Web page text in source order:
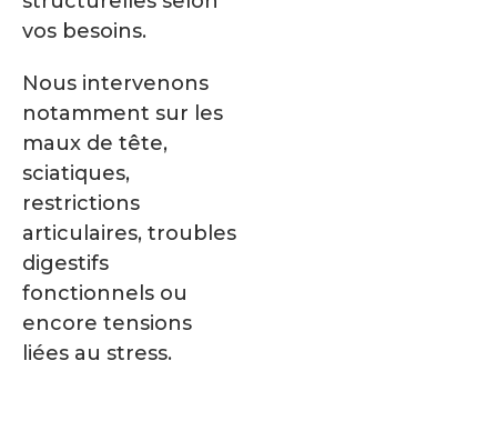
vos besoins.
Nous intervenons
notamment sur les
maux de tête,
sciatiques,
restrictions
articulaires, troubles
digestifs
fonctionnels ou
encore tensions
liées au stress.